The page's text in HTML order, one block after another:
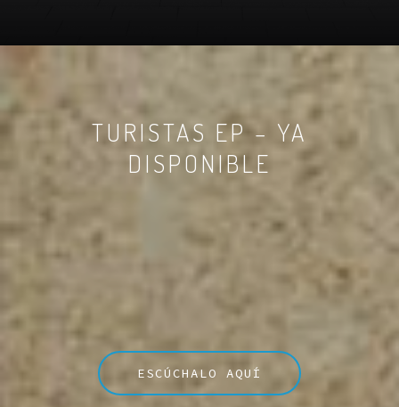
TURISTAS EP – YA
DISPONIBLE
ESCÚCHALO AQUÍ